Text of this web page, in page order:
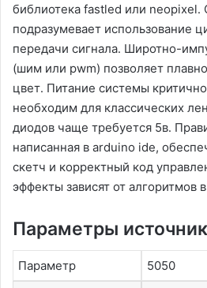
библиотека fastled или
подразумевает использование
передачи сигнала․ Широтно-
(шим или pwm) позволяет
цвет․ Питание системы
необходим для классических
диодов чаще требуется 5в․
написанная в arduino ide,
скетч и корректный код
эффекты зависят от алгоритмов
Параметры
Параметр 5050